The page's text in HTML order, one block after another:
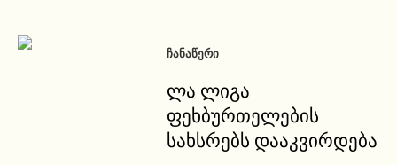
ᲩᲐᲜᲐᲬᲔᲠᲘ
ლა ლიგა
ფეხბურთელების
სახსრებს დააკვირდება